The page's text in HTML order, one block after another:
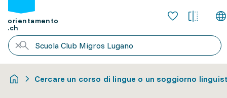
orientamento
.ch
Cercare un corso di lingue o un soggiorno